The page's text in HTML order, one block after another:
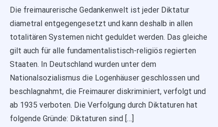
Die freimaurerische Gedankenwelt ist jeder Diktatur
diametral entgegengesetzt und kann deshalb in allen
totalitären Systemen nicht geduldet werden. Das gleiche
gilt auch für alle fundamentalistisch-religiös regierten
Staaten. In Deutschland wurden unter dem
Nationalsozialismus die Logenhäuser geschlossen und
beschlagnahmt, die Freimaurer diskriminiert, verfolgt und
ab 1935 verboten. Die Verfolgung durch Diktaturen hat
folgende Gründe: Diktaturen sind […]